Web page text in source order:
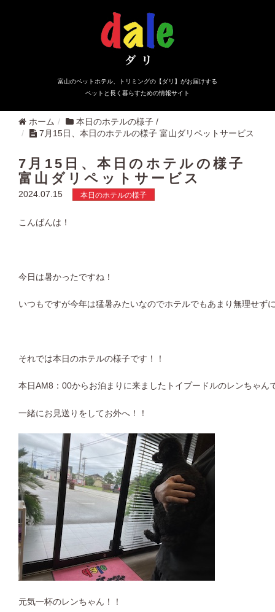
富山のペットホテル、トリミングの【ダリ】がお届けする
ペットと長く暮らすための情報サイト
ホーム 本日のホテルの様子 /
7月15日、本日のホテルの様子 富山ダリペットサービス
7月15日、本日のホテルの様子
富山ダリペットサービス
2024.07.15 本日のホテルの様子
こんばんは！
今日は暑かったですね！
いつもですが今年は猛暑みたいなのでホテルでもあまり無理せず
それでは本日のホテルの様子です！！
本日AM8：00からお泊まりに来ましたトイプードルのレンちゃん
一緒にお見送りをしてお外へ！！
元気一杯のレンちゃん！！